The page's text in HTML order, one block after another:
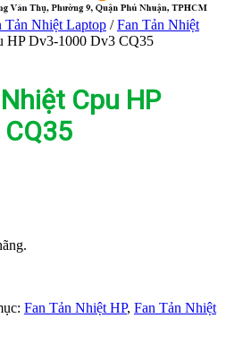
Tản Nhiệt Laptop / Fan Tản Nhiệt
HP Dv3-1000 Dv3 CQ35
Cpu HP
Fan Tản Nhiệt HP, Fan Tản Nhiệt